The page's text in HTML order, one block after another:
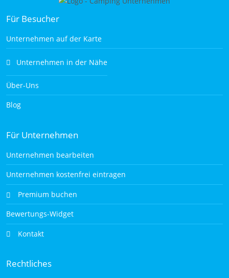
Für Besucher
Unternehmen auf der Karte
Unternehmen in der Nähe
Über-Uns
Blog
Für Unternehmen
Unternehmen bearbeiten
Unternehmen kostenfrei eintragen
Premium buchen
Bewertungs-Widget
Kontakt
Rechtliches